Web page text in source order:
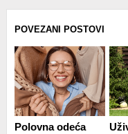
POVEZANI POSTOVI
Polovna odeća